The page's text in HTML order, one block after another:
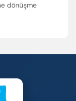
dönüşme